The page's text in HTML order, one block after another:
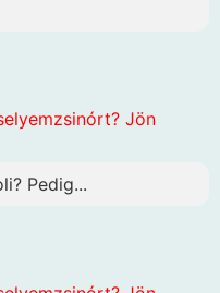
Jön
Pedig...